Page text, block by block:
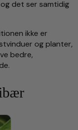
det ser samtidig
ikke er
og planter,
bedre,